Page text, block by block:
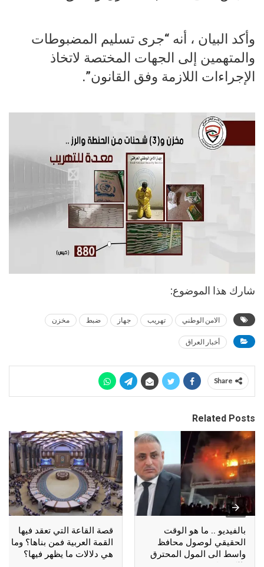
وأكد البيان ، أنه “جرى تسليم المضبوطات
والمتهمين إلى الجهات المختصة لاتخاذ
الإجراءات اللازمة وفق القانون”.
شارك هذا الموضوع:
الامن الوطني تهريب جهاز ضبط مخزن
أخبار العراق
Share
Related Posts
بالفيديو .. ما هو الوقت
الحقيقي لوصول محافظ
واسط الى المول المحترق
قصة القاعة التي تعقد فيها
القمة العربية فمن بناها؟ وما
هي دلالات ما يظهر فيها؟